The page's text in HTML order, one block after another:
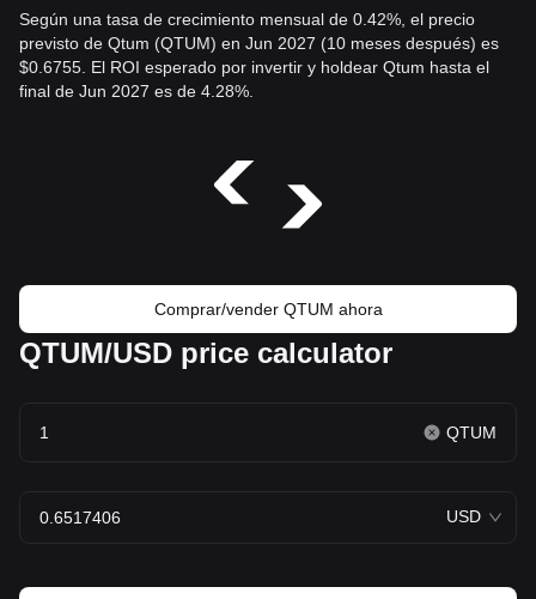
Según una tasa de crecimiento mensual de 0.42%, el precio
previsto de Qtum (QTUM) en Jun 2027 (10 meses después) es
$0.6755. El ROI esperado por invertir y holdear Qtum hasta el
final de Jun 2027 es de 4.28%.
Comprar/vender QTUM ahora
QTUM/USD price calculator
QTUM
USD